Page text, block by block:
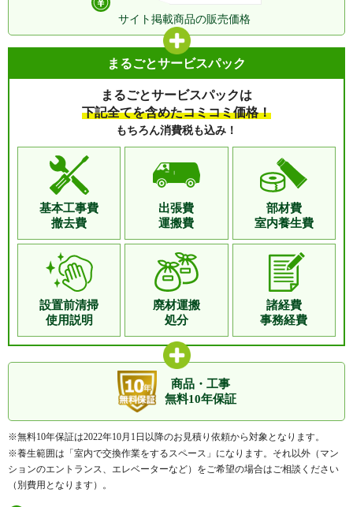
サイト掲載商品の販売価格
まるごとサービスパック
まるごとサービスパックは
下記全てを含めたコミコミ価格！
もちろん消費税も込み！
基本工事費
撤去費
出張費
運搬費
部材費
室内養生費
設置前清掃
使用説明
廃材運搬
処分
諸経費
事務経費
商品・工事
無料10年保証
※無料10年保証は2022年10月1日以降のお見積り依頼から対象となります。
※養生範囲は「室内で交換作業をするスペース」になります。それ以外（マン
ションのエントランス、エレベーターなど）をご希望の場合はご相談ください
（別費用となります）。